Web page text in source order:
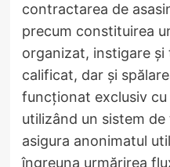
contractarea de
precum constituirea
organizat, instigare
calificat, dar și
funcționat exclusiv
utilizând un sistem
asigura anonimatul
îngreuna urmărirea